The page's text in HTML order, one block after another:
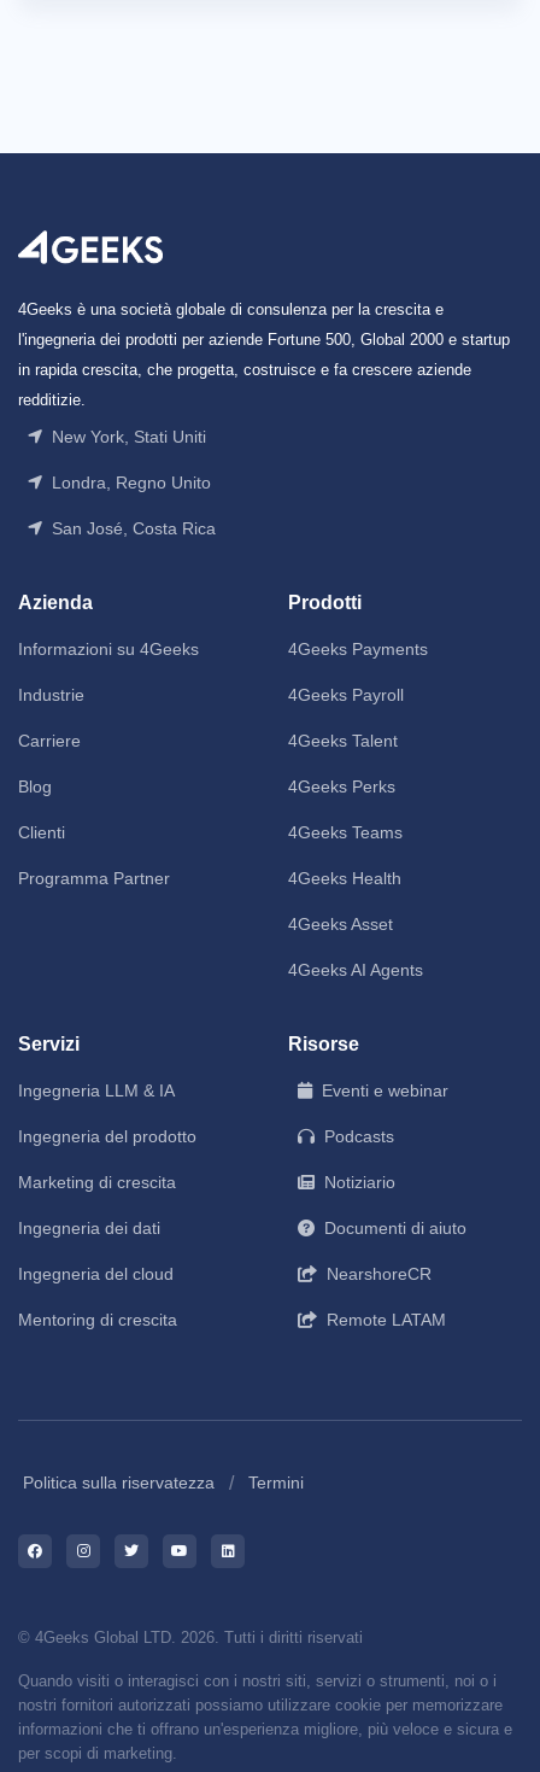
4Geeks è una società globale di consulenza per la crescita e
l'ingegneria dei prodotti per aziende Fortune 500, Global 2000 e startup
in rapida crescita, che progetta, costruisce e fa crescere aziende
redditizie.
New York, Stati Uniti
Londra, Regno Unito
San José, Costa Rica
Azienda
Informazioni su 4Geeks
Industrie
Carriere
Blog
Clienti
Programma Partner
Prodotti
4Geeks Payments
4Geeks Payroll
4Geeks Talent
4Geeks Perks
4Geeks Teams
4Geeks Health
4Geeks Asset
4Geeks AI Agents
Servizi
Ingegneria LLM & IA
Ingegneria del prodotto
Marketing di crescita
Ingegneria dei dati
Ingegneria del cloud
Mentoring di crescita
Risorse
Eventi e webinar
Podcasts
Notiziario
Documenti di aiuto
NearshoreCR
Remote LATAM
Politica sulla riservatezza / Termini
© 4Geeks Global LTD. 2026. Tutti i diritti riservati
Quando visiti o interagisci con i nostri siti, servizi o strumenti, noi o i
nostri fornitori autorizzati possiamo utilizzare cookie per memorizzare
informazioni che ti offrano un'esperienza migliore, più veloce e sicura e
per scopi di marketing.